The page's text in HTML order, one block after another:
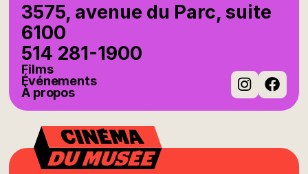
3575, avenue du Parc, suite
6100
514 281-1900
Films
Événements
À propos